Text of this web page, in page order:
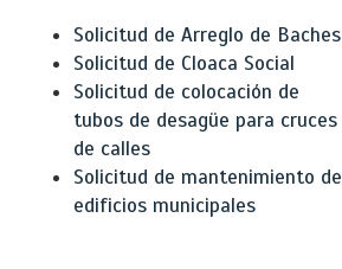
Solicitud de Arreglo de Baches
Solicitud de Cloaca Social
Solicitud de colocación de
tubos de desagüe para cruces
de calles
Solicitud de mantenimiento de
edificios municipales